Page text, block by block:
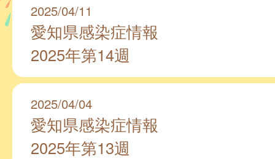
2025/04/11
愛知県感染症情報
2025年第14週
2025/04/04
愛知県感染症情報
2025年第13週